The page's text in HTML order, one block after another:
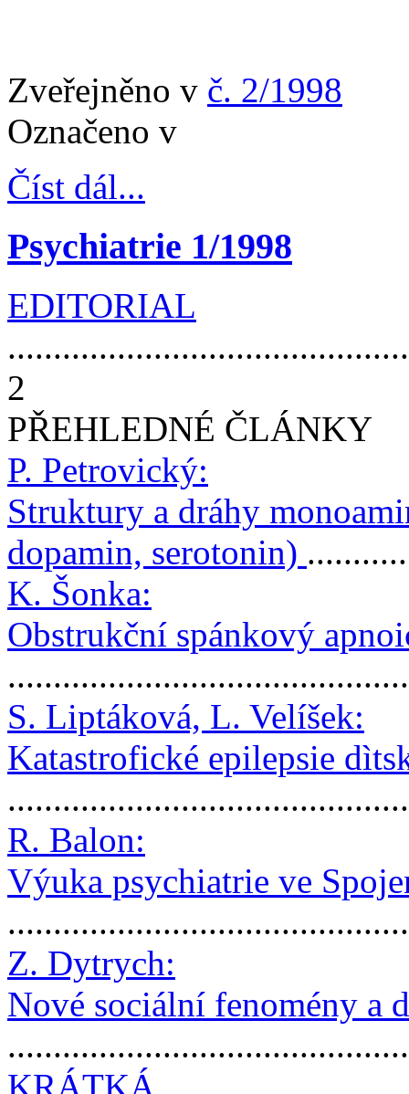
Zveřejněno v č. 2/1998
Označeno v
Číst dál...
Psychiatrie 1/1998
EDITORIAL
2
PŘEHLEDNÉ ČLÁNKY
P. Petrovický:
Struktury a dráhy
dopamin, serotonin)
K. Šonka:
Obstrukční spánkový
S. Liptáková, L. Velíšek:
Katastrofické epilepsie
R. Balon:
Výuka psychiatrie ve
Z. Dytrych:
Nové sociální fenomény a
KRÁTKÁ